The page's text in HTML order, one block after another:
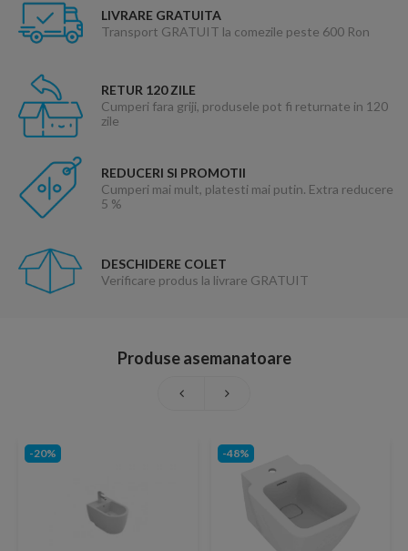
LIVRARE GRATUITA
Transport GRATUIT la comezile peste 600 Ron
RETUR 120 ZILE
Cumperi fara griji, produsele pot fi returnate in 120
zile
REDUCERI SI PROMOTII
Cumperi mai mult, platesti mai putin. Extra reducere
5 %
DESCHIDERE COLET
Verificare produs la livrare GRATUIT
Produse asemanatoare
-20% -48%